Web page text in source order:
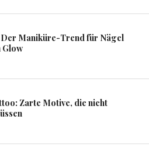
Maniküre-Trend für Nägel
Glow
Zarte Motive, die nicht